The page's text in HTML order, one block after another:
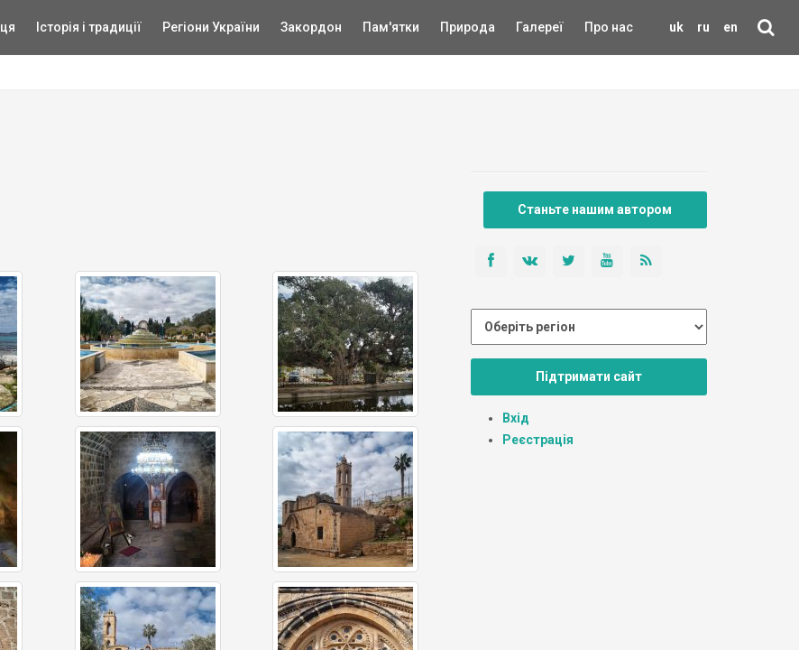
uk ru en
Історія і традиції Регіони України Закордон Пам'ятки Природа Галереї Про нас
Станьте нашим автором
Підтримати сайт
Вхід
Реєстрація